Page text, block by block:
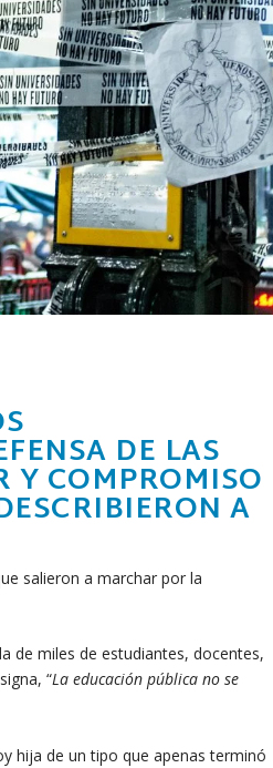
DE LAS
Y COMPROMISO
A
salieron a marchar por la
de miles de estudiantes, docentes,
“La educación pública no se
hija de un tipo que apenas terminó